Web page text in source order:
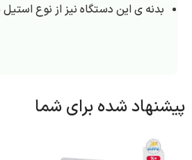
بدنه ی این دستگاه نیز از نوع
پیشنهاد شده برای شما